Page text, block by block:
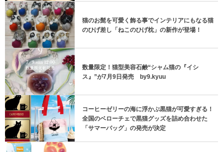
猫のお髭を可愛く飾る事でインテリアにもなる猫
のひげ差し「ねこのひげ枕」の新作が登場！
数量限定！猫型美容石鹸“シャム猫の『イシ
ス』”が7月9日発売 by9.kyuu
コーヒーゼリーの海に浮かぶ黒猫が可愛すぎる！
全国のベローチェで黒猫グッズを詰め合わせた
「サマーバッグ」の発売が決定